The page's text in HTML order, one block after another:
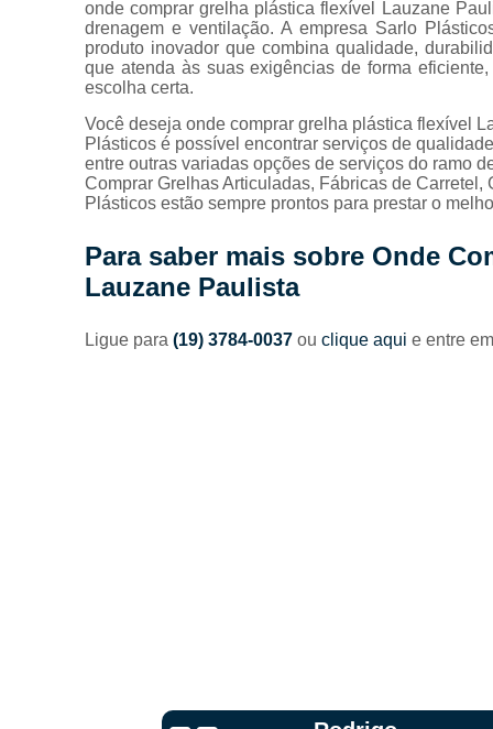
Grelhas
plásticas
Pé para
camas box
Plataforma
anti-
Plataformas
de piscina
Ralos
lineares
onde comprar grelha plástica flexível Lauzane
drenagem e ventilação. A empresa Sarlo
produto inovador que combina qualidade,
que atenda às suas exigências de forma
escolha certa.
Você deseja onde comprar grelha plástica flexível
Plásticos é possível encontrar serviços de
entre outras variadas opções de serviços do ramo
Comprar Grelhas Articuladas, Fábricas de
Plásticos estão sempre prontos para prestar o
Para saber mais sobre Onde
Lauzane Paulista
Ligue para(19) 3784-0037ouclique aqui e entre